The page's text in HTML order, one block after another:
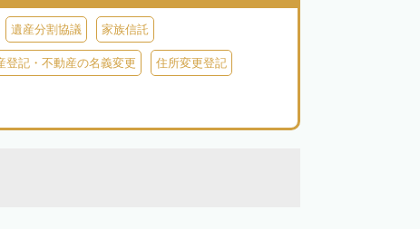
遺産分割協議 家族信託
登記・不動産の名義変更 住所変更登記